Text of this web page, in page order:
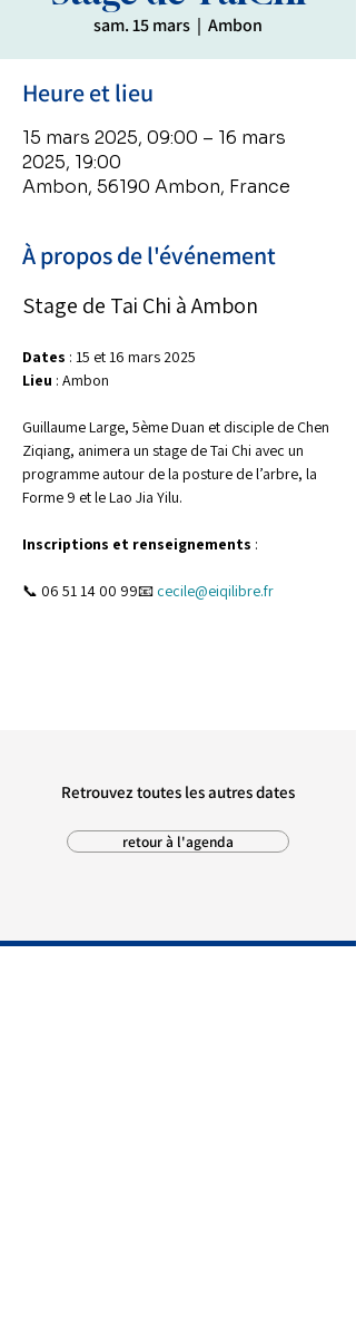
sam. 15 mars
  |
Ambon
Heure et lieu
15 mars 2025, 09:00 – 16 mars
2025, 19:00
Ambon, 56190 Ambon, France
À propos de l'événement
Stage de Tai Chi à Ambon
Dates : 15 et 16 mars 2025
Lieu : Ambon
Guillaume Large, 5ème Duan et disciple de Chen
Ziqiang, animera un stage de Tai Chi avec un
programme autour de la posture de l’arbre, la
Forme 9 et le Lao Jia Yilu.
Inscriptions et renseignements :
📞 06 51 14 00 99📧 cecile@eiqilibre.fr
Retrouvez toutes les autres dates
retour à l'agenda